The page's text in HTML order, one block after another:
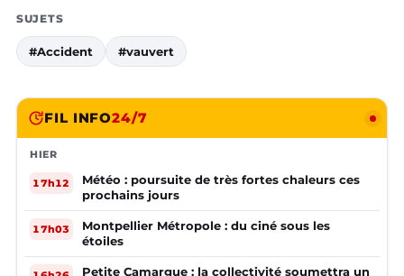
SUJETS
#Accident #vauvert
FIL INFO24/7
HIER
17h12
Météo : poursuite de très fortes chaleurs ces
prochains jours
17h03
Montpellier Métropole : du ciné sous les
étoiles
Petite Camargue : la collectivité soumettra un